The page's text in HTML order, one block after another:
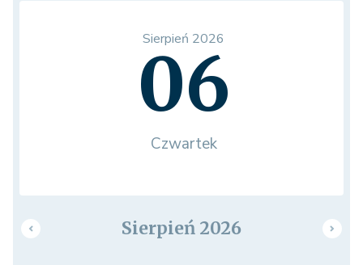
Sierpień 2026
06
Czwartek
Sierpień 2026